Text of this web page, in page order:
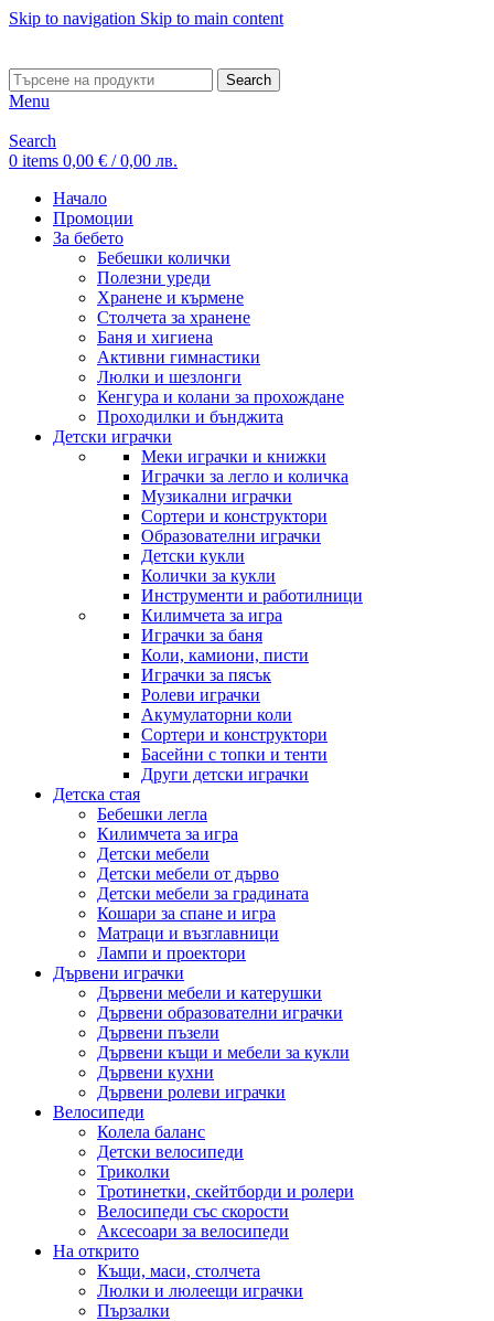
Skip to navigation Skip to main content
Search
Menu
Search
0 items 0,00 € / 0,00 лв.
Начало
Промоции
За бебето
Бебешки колички
Полезни уреди
Хранене и кърмене
Столчета за хранене
Баня и хигиена
Активни гимнастики
Люлки и шезлонги
Кенгура и колани за прохождане
Проходилки и бънджита
Детски играчки
Меки играчки и книжки
Играчки за легло и количка
Музикални играчки
Сортери и конструктори
Образователни играчки
Детски кукли
Колички за кукли
Инструменти и работилници
Килимчета за игра
Играчки за баня
Коли, камиони, писти
Играчки за пясък
Ролеви играчки
Акумулаторни коли
Сортери и конструктори
Басейни с топки и тенти
Други детски играчки
Детска стая
Бебешки легла
Килимчета за игра
Детски мебели
Детски мебели от дърво
Детски мебели за градината
Кошари за спане и игра
Матраци и възглавници
Лампи и проектори
Дървени играчки
Дървени мебели и катерушки
Дървени образователни играчки
Дървени пъзели
Дървени къщи и мебели за кукли
Дървени кухни
Дървени ролеви играчки
Велосипеди
Колела баланс
Детски велосипеди
Триколки
Тротинетки, скейтборди и ролери
Велосипеди със скорости
Аксесоари за велосипеди
На открито
Къщи, маси, столчета
Люлки и люлеещи играчки
Пързалки